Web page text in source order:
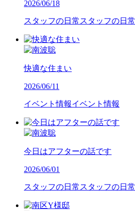
2026/06/18
スタッフの日常スタッフの日常
快適な住まい
2026/06/11
イベント情報イベント情報
今日はアフターの話です
2026/06/01
スタッフの日常スタッフの日常